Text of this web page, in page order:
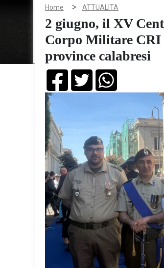
Home > ATTUALITA
2 giugno, il XV
Corpo Militare CRI
province calabresi